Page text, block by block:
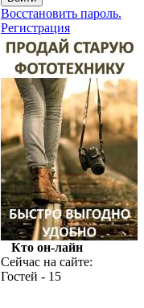
Восстановить пароль.
Регистрация
Кто он-лайн
Сейчас на сайте:
Гостей - 15